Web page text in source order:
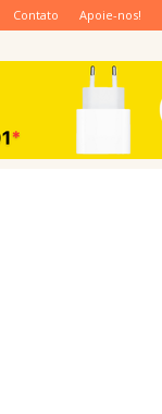
Contato Apoie-nos!